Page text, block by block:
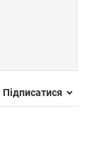
Підписатися